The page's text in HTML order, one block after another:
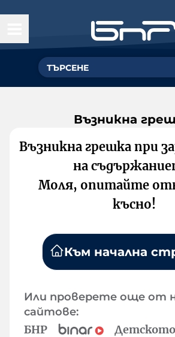
Възникна
Възникна грешка при
на
Моля, опитайте
късно!
Към начална
Или проверете още от
сайтове:
БНР